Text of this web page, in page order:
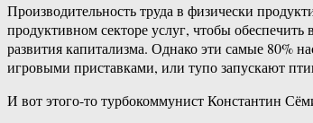
Производительность труда в физически
продуктивном секторе услуг, чтобы
развития капитализма. Однако эти самые 80%
игровыми приставками, или тупо запускают
И вот этого-то турбокоммунист Константин